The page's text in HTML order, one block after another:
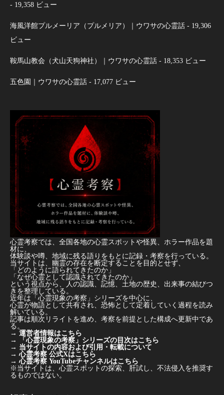
- 19,358 ビュー
海風洋館プルメーリア（プルメリア）｜ウワサの心霊話 - 19,306
ビュー
鞍馬山教会（犬山天狗神社）｜ウワサの心霊話 - 18,353 ビュー
五色園｜ウワサの心霊話 - 17,077 ビュー
心霊考察では、全国各地の心霊スポットや怪異、ホラー作品を題
材に、
体験談や噂、地域に残る語りをもとに記録・考察を行っている。
当サイトは、幽霊の存在を断定することを目的とせず、
「どのように語られてきたのか」
「なぜ心霊として認識されてきたのか」
という視点から、人の認識、記憶、土地の歴史、出来事の結びつ
きを整理している。
近年は「心霊現象の考察」シリーズを中心に、
心霊が物語として共有され、恐怖として定着していく過程を読み
解いている。
記事は順次リライトを進め、考察を前提とした構成へ更新中であ
る。
→ 運営者情報はこちら
→
「心霊現象の考察」シリーズの目次はこちら
→ 当サイトの内容および引用・転載について
→ 心霊考察 公式Xはこちら
→ 心霊考察 YouTubeチャンネルはこちら
※当サイトは、心霊スポットの探索、肝試し、不法侵入を推奨す
るものではない。